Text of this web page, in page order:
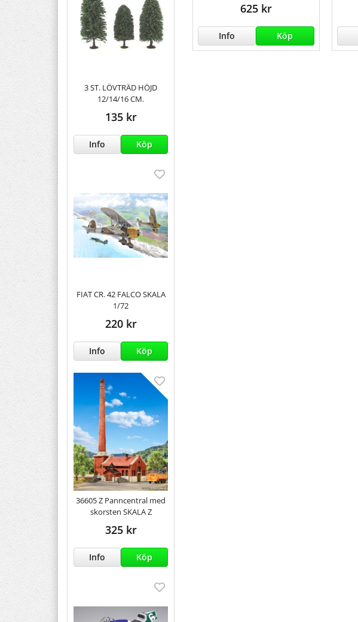
3 ST. LÖVTRÄD HÖJD
12/14/16 CM.
135 kr
Info Köp
FIAT CR. 42 FALCO SKALA
1/72
220 kr
Info Köp
36605 Z Panncentral med
skorsten SKALA Z
325 kr
Info Köp
625 kr
Info Köp